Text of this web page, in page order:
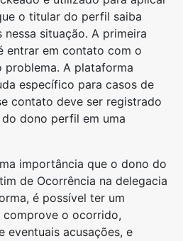
o titular do perfil saiba
situação. A primeira
entrar em contato com o
problema. A plataforma
específico para casos de
contato deve ser registrado
dono perfil em uma
importância que o dono do
de Ocorrência na delegacia
é possível ter um
o ocorrido,
eventuais acusações, e